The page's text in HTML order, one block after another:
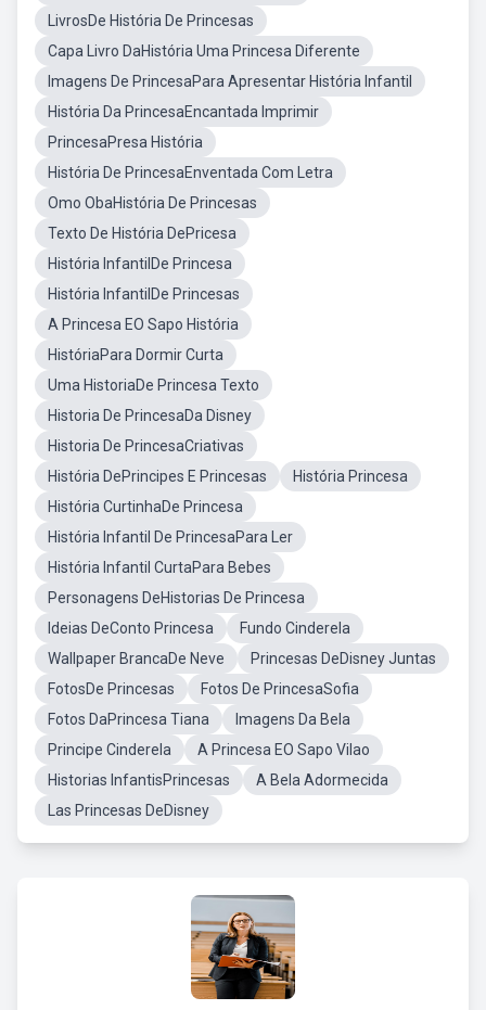
LivrosDe História De Princesas
Capa Livro DaHistória Uma Princesa Diferente
Imagens De PrincesaPara Apresentar História Infantil
História Da PrincesaEncantada Imprimir
PrincesaPresa História
História De PrincesaEnventada Com Letra
Omo ObaHistória De Princesas
Texto De História DePricesa
História InfantilDe Princesa
História InfantilDe Princesas
A Princesa EO Sapo História
HistóriaPara Dormir Curta
Uma HistoriaDe Princesa Texto
Historia De PrincesaDa Disney
Historia De PrincesaCriativas
História DePrincipes E Princesas
História Princesa
História CurtinhaDe Princesa
História Infantil De PrincesaPara Ler
História Infantil CurtaPara Bebes
Personagens DeHistorias De Princesa
Ideias DeConto Princesa
Fundo Cinderela
Wallpaper BrancaDe Neve
Princesas DeDisney Juntas
FotosDe Princesas
Fotos De PrincesaSofia
Fotos DaPrincesa Tiana
Imagens Da Bela
Principe Cinderela
A Princesa EO Sapo Vilao
Historias InfantisPrincesas
A Bela Adormecida
Las Princesas DeDisney